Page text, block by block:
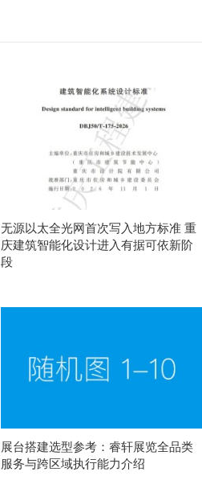
无源以太全光网首次写入地方标准 重
庆建筑智能化设计进入有据可依新阶
段
展台搭建选型参考：睿轩展览全品类
服务与跨区域执行能力介绍